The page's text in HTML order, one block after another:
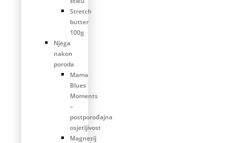
Stretch
butter
100g
Njega
nakon
poroda
Mama
Blues
Moments
–
postporođajna
osjetljivost
Magnezij